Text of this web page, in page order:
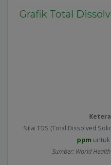
Grafik Total
Nilai TDS (Total Dissolved
ppm untuk
Sumber: World